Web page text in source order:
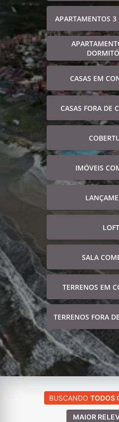
APARTAMENTOS
CASAS EM
CASAS FORA DE
IMÓVEIS
LOFT
SALA
TERRENOS EM
TERRENOS FORA
BUSCANDO TODOS
MAIOR